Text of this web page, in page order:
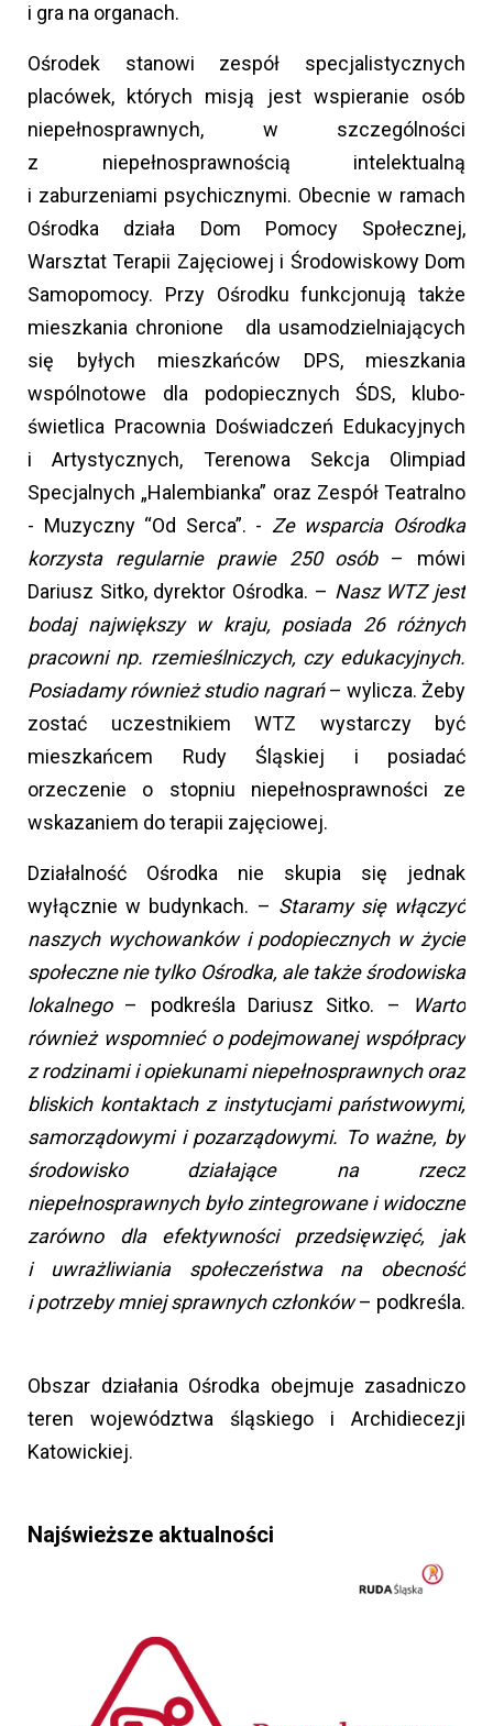
i gra na organach.
Ośrodek stanowi zespół specjalistycznych
placówek, których misją jest wspieranie osób
niepełnosprawnych, w szczególności
z niepełnosprawnością intelektualną
i zaburzeniami psychicznymi. Obecnie w ramach
Ośrodka działa Dom Pomocy Społecznej,
Warsztat Terapii Zajęciowej i Środowiskowy Dom
Samopomocy. Przy Ośrodku funkcjonują także
mieszkania chronione dla usamodzielniających
się byłych mieszkańców DPS, mieszkania
wspólnotowe dla podopiecznych ŚDS, klubo-
świetlica Pracownia Doświadczeń Edukacyjnych
i Artystycznych, Terenowa Sekcja Olimpiad
Specjalnych „Halembianka” oraz Zespół Teatralno
- Muzyczny “Od Serca”. - Ze wsparcia Ośrodka
korzysta regularnie prawie 250 osób– mówi
Dariusz Sitko, dyrektor Ośrodka. – Nasz WTZ jest
bodaj największy w kraju, posiada 26 różnych
pracowni np. rzemieślniczych, czy edukacyjnych.
Posiadamy również studio nagrań– wylicza. Żeby
zostać uczestnikiem WTZ wystarczy być
mieszkańcem Rudy Śląskiej i posiadać
orzeczenie o stopniu niepełnosprawności ze
wskazaniem do terapii zajęciowej.
Działalność Ośrodka nie skupia się jednak
wyłącznie w budynkach. – Staramy się włączyć
naszych wychowanków i podopiecznych w życie
społeczne nie tylko Ośrodka, ale także środowiska
lokalnego– podkreśla Dariusz Sitko. –
Warto
również wspomnieć o podejmowanej współpracy
z rodzinami i opiekunami niepełnosprawnych oraz
bliskich kontaktach z instytucjami państwowymi,
samorządowymi i pozarządowymi. To ważne, by
środowisko działające na rzecz
niepełnosprawnych było zintegrowane i widoczne
zarówno dla efektywności przedsięwzięć, jak
i uwrażliwiania społeczeństwa na obecność
i potrzeby mniej sprawnych członków– podkreśla.
Obszar działania Ośrodka obejmuje zasadniczo
teren województwa śląskiego i Archidiecezji
Katowickiej.
Najświeższe aktualności